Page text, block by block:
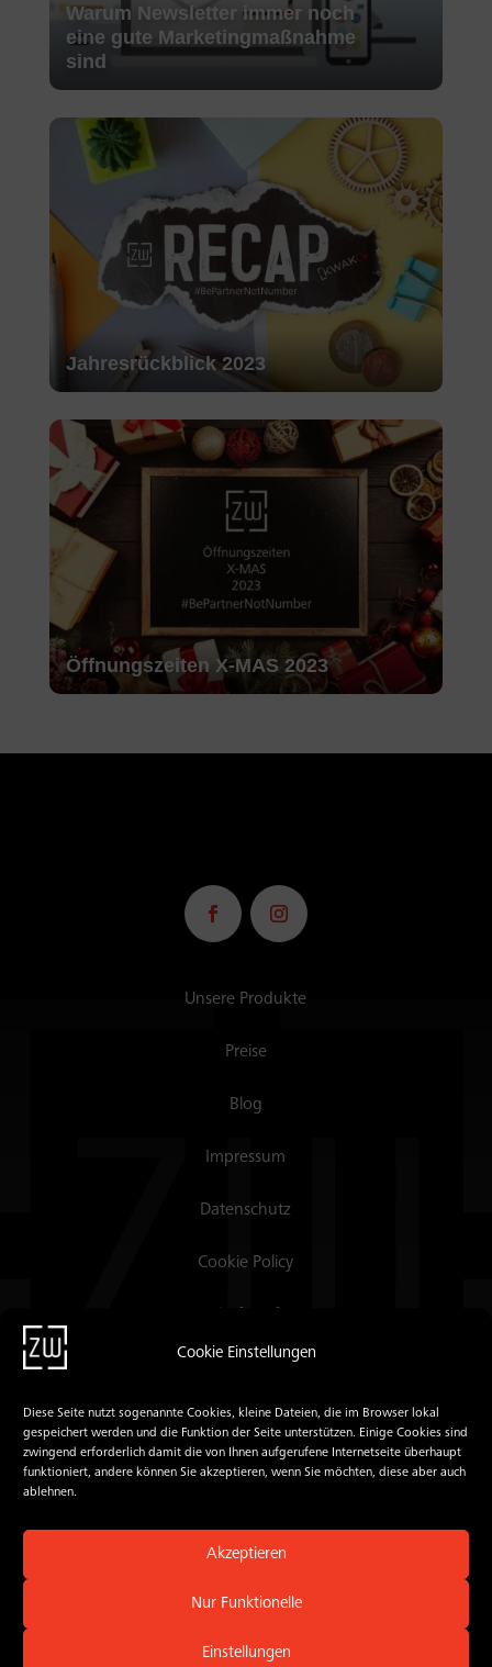
Cookie Einstellungen
Diese Seite nutzt sogenannte Cookies, kleine Dateien, die im Browser lokal
gespeichert werden und die Funktion der Seite unterstützen. Einige Cookies sind
zwingend erforderlich damit die von Ihnen aufgerufene Internetseite überhaupt
funktioniert, andere können Sie akzeptieren, wenn Sie möchten, diese aber auch
ablehnen.
Akzeptieren
Nur Funktionelle
Einstellungen
Warum Newsletter immer noch
eine gute Marketingmaßnahme
sind
Jahresrückblick 2023
Öffnungszeiten X-MAS 2023
Unsere Produkte
Preise
Blog
Impressum
Datenschutz
Cookie Policy
Mailcommander
PROFON